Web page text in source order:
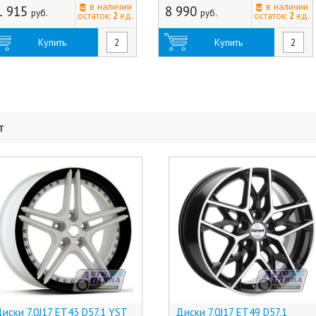
915 руб.
в наличии
остаток: 2 ед.
Купить
8 990 руб.
в наличии
остаток: 2 ед.
Купить
7.0J17 ET43 D57.1 YST Диски 7.0J17 ET49 D57.1